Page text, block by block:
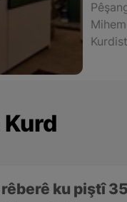
ku piştî